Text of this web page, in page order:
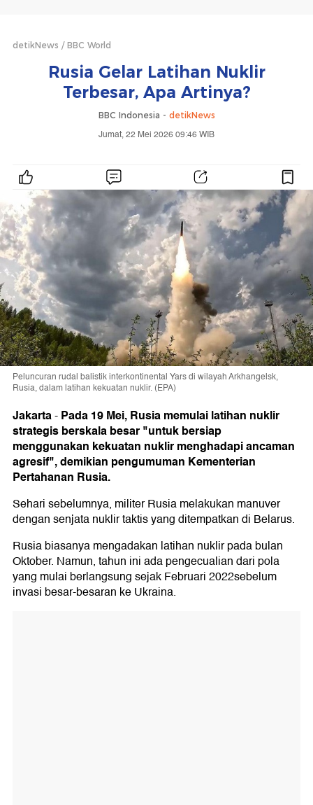
detikNews BBC World
Rusia Gelar Latihan Nuklir
Terbesar, Apa Artinya?
BBC Indonesia - detikNews
Jumat, 22 Mei 2026 09:46 WIB
Peluncuran rudal balistik interkontinental Yars di wilayah Arkhangelsk,
Rusia, dalam latihan kekuatan nuklir. (EPA)
Jakarta-Pada 19 Mei, Rusia memulai latihan nuklir
strategis berskala besar "untuk bersiap
menggunakan kekuatan nuklir menghadapi ancaman
agresif", demikian pengumuman Kementerian
Pertahanan Rusia.
Sehari sebelumnya, militer Rusia melakukan manuver
dengan senjata nuklir taktis yang ditempatkan di Belarus.
Rusia biasanya mengadakan latihan nuklir pada bulan
Oktober. Namun, tahun ini ada pengecualian dari pola
yang mulai berlangsung sejak Februari 2022sebelum
invasi besar-besaran ke Ukraina.